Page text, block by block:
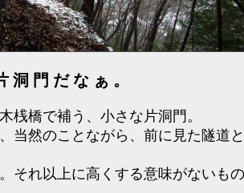
洞門だなぁ。
桟橋で補う、小さな片洞門。
当然のことながら、前に見た隧道
それ以上に高くする意味がないも